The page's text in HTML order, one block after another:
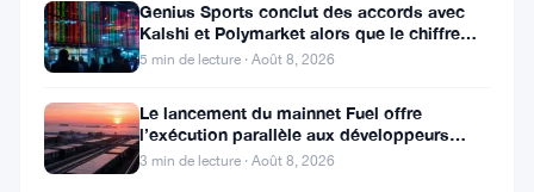
rapidement,
Hyperliquid
comme
Genius Sports conclut des accords avec
Kalshi et Polymarket alors que le chiffre
d’affaires du T2 atteint
5 min de lecture · Août 8, 2026
Le lancement du mainnet Fuel offre
l’exécution parallèle aux développeurs
d’Ethereum
3 min de lecture · Août 8, 2026